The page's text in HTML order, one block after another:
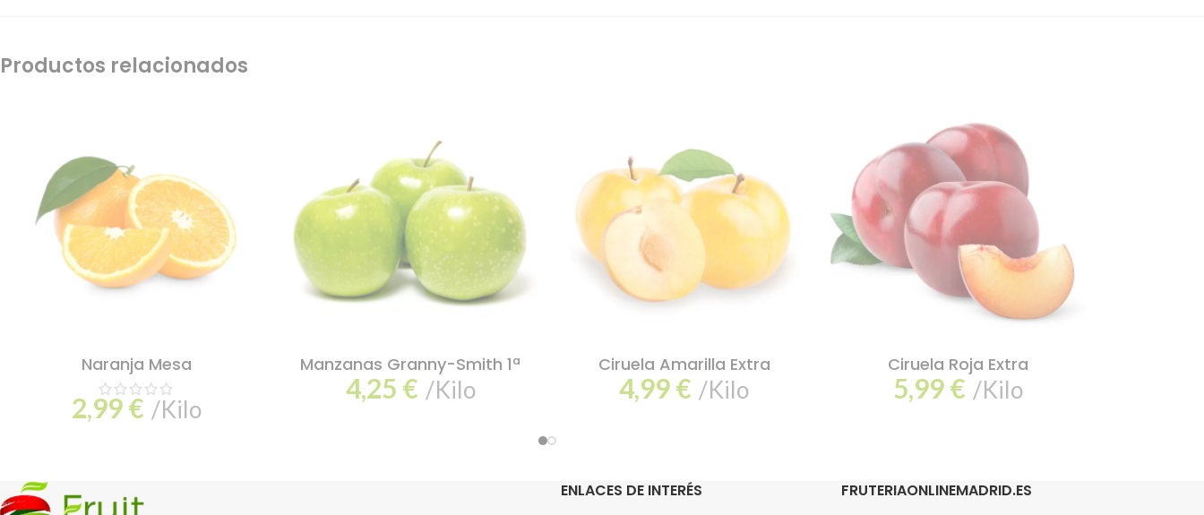
Productos relacionados
Naranja Mesa
2,99€ /Kilo
Manzanas Granny-Smith 1ª
4,25 € /Kilo
Ciruela Amarilla Extra
4,99€ /Kilo
Ciruela Roja Extra
5,99€ /Kilo
ENLACES DE INTERÉS FRUTERIAONLINEMADRID.ES